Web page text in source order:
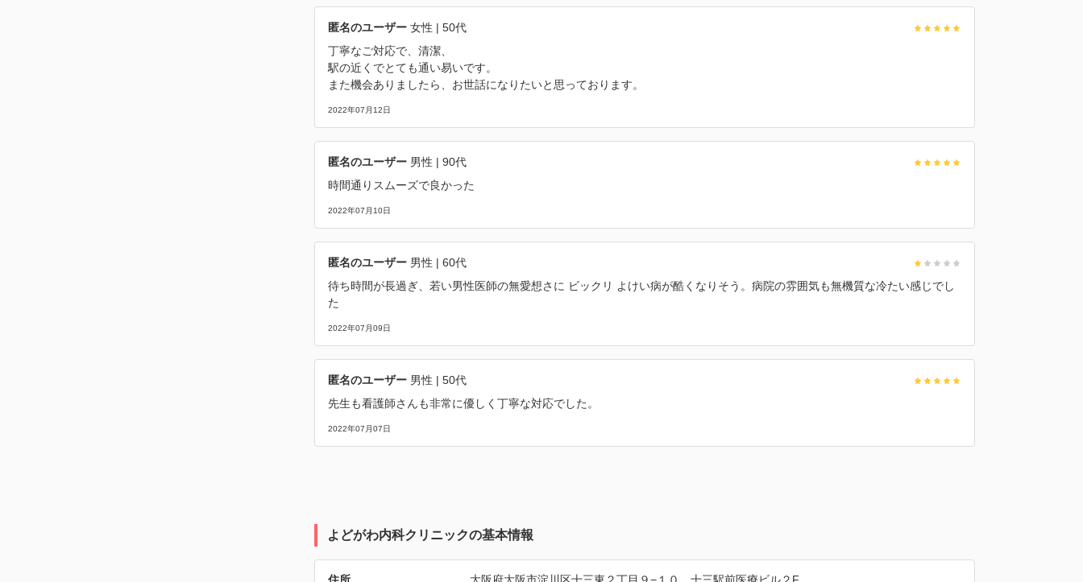
匿名のユーザー 女性 | 50代
丁寧なご対応で、清潔、
駅の近くでとても通い易いです。
また機会ありましたら、お世話になりたいと思っております。
2022年07月12日
匿名のユーザー 男性 | 90代
時間通りスムーズで良かった
2022年07月10日
匿名のユーザー 男性 | 60代
待ち時間が長過ぎ、若い男性医師の無愛想さに ビックリ よけい病が酷くなりそう。病院の雰囲気も無機質な冷たい感じでし
た
2022年07月09日
匿名のユーザー 男性 | 50代
先生も看護師さんも非常に優しく丁寧な対応でした。
2022年07月07日
よどがわ内科クリニックの基本情報